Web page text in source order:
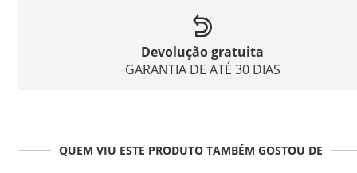
Devolução gratuita
GARANTIA DE ATÉ 30 DIAS
QUEM VIU ESTE PRODUTO TAMBÉM GOSTOU DE